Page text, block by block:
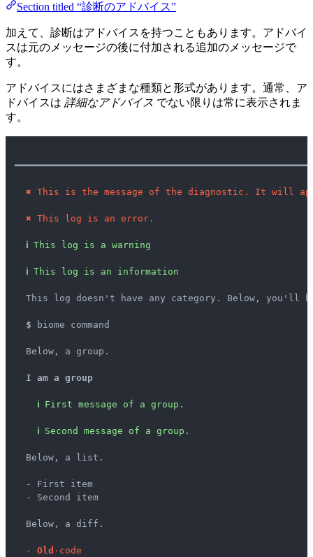
Section titled “診断のアドバイス”
加えて、診断はアドバイスを持つこともあります。アドバイ
スは元のメッセージの後に付加される追加のメッセージで
す。
アドバイスにはさまざまな種類と形式があります。通常、ア
ドバイスは 詳細なアドバイス でない限りは常に表示されま
す。
✖ This is the message of the diagnostic. It will
✖ This log is an error.
ℹ This log is a warning
ℹ This log is an information
This log doesn't have any category. Below, you'll
$ biome command
  Below, a group.
I am a group
ℹ First message of a group.
ℹ Second message of a group.
  Below, a list.
  - First item
  - Second item
  Below, a diff.
- Old · code